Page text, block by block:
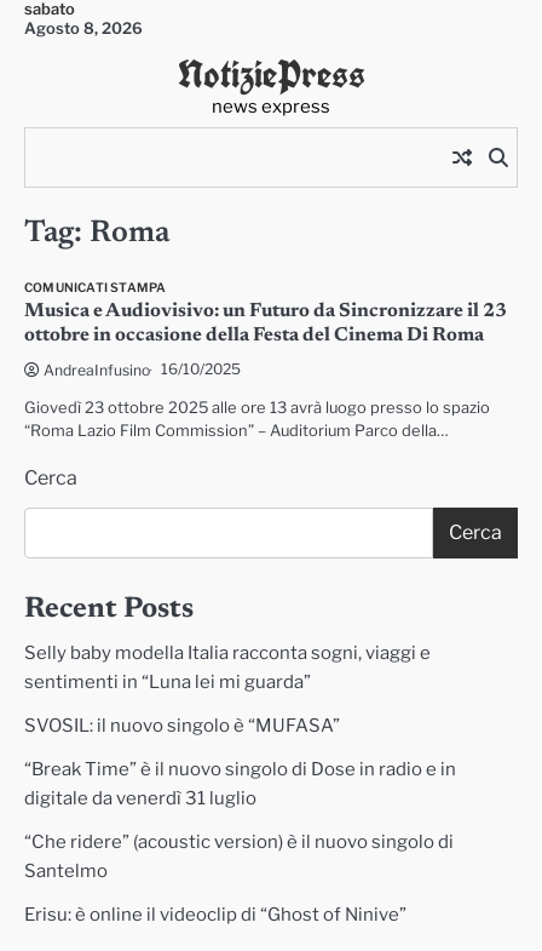
Skipsabato
Agosto 8, 2026
NotiziePress
news express
Tag: Roma
COMUNICATI STAMPA
Musica e Audiovisivo: un Futuro da Sincronizzare il 23
ottobre in occasione della Festa del Cinema Di Roma
AndreaInfusino 16/10/2025
Giovedì 23 ottobre 2025 alle ore 13 avrà luogo presso lo spazio
“Roma Lazio Film Commission” – Auditorium Parco della…
Cerca
Cerca
Recent Posts
Selly baby modella Italia racconta sogni, viaggi e
sentimenti in “Luna lei mi guarda”
SVOSIL: il nuovo singolo è “MUFASA”
“Break Time” è il nuovo singolo di Dose in radio e in
digitale da venerdì 31 luglio
“Che ridere” (acoustic version) è il nuovo singolo di
Santelmo
Erisu: è online il videoclip di “Ghost of Ninive”